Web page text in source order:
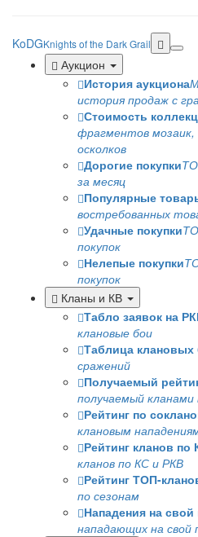
KoDGKnights of the Dark Grail
Аукцион
История аукциона
история продаж с
Стоимость
фрагментов мозаик,
осколков
Дорогие покупки
за месяц
Популярные
востребованных
Удачные покупки
покупок
Нелепые покупки
покупок
Кланы и КВ
Табло заявок на
клановые бои
Таблица клановых
сражений
Получаемый
получаемый кланами
Рейтинг по
клановым
Рейтинг кланов
кланов по КС и РКВ
Рейтинг ТОП-
по сезонам
Нападения на свой
нападающих на свой